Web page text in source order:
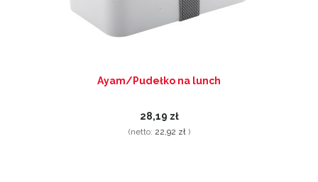
Ayam/Pudełko na lunch
28,19 zł
(netto: 22,92 zł)